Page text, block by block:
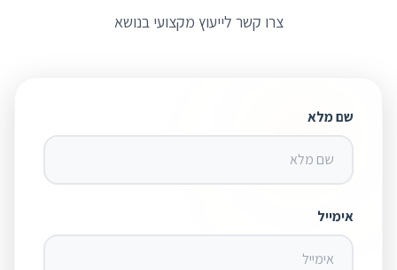
צרו קשר לייעוץ מקצועי בנושא
שם מלא
אימייל